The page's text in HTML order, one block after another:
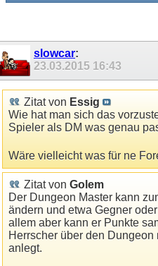
slowcar:
23.03.2015 16:43
Zitat von Essig
Wie hat man sich das
Spieler als DM was genau
Wäre vielleicht was für ne
Zitat von Golem
Der Dungeon Master kann
ändern und etwa Gegner
allem aber kann er Punkte
Herrscher über den
anlegt.